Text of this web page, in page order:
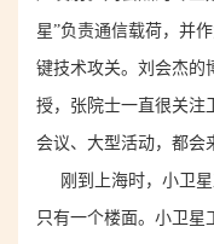
星”负责通信载荷，并
键技术攻关。刘会杰的
授，张院士一直很关注
会议、大型活动，都会
刚到上海时，小卫星
只有一个楼面。小卫星